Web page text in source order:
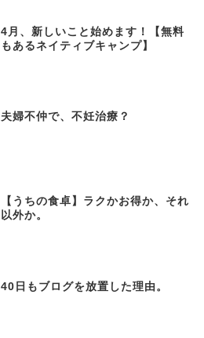
4月、新しいこと始めます！【無料
もあるネイティブキャンプ】
夫婦不仲で、不妊治療？
【うちの食卓】ラクかお得か、それ
以外か。
40日もブログを放置した理由。